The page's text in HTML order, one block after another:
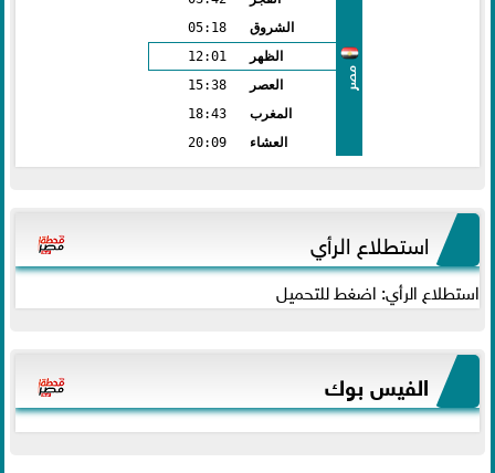
مصر
الشروق
05:18
الظهر
12:01
العصر
15:38
المغرب
18:43
العشاء
20:09
استطلاع الرأي
استطلاع الرأي: اضغط للتحميل
الفيس بوك